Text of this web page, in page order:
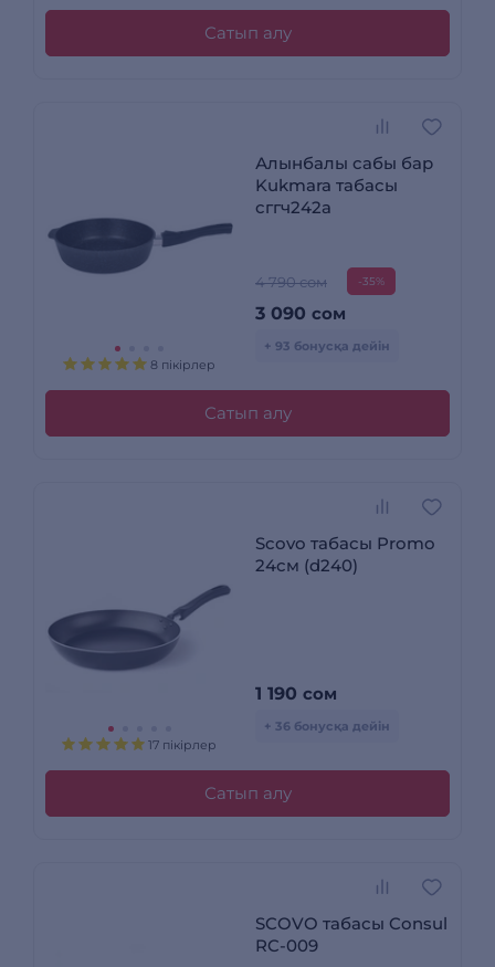
Сатып алу
8 пікірлер
Алынбалы сабы бар
Kukmara табасы
сггч242а
4 790 сом -35%
3 090 сом
+ 93 бонусқа дейін
Сатып алу
17 пікірлер
Scovo табасы Promo
24см (d240)
1 190 сом
+ 36 бонусқа дейін
Сатып алу
SCOVO табасы Consul
RC-009